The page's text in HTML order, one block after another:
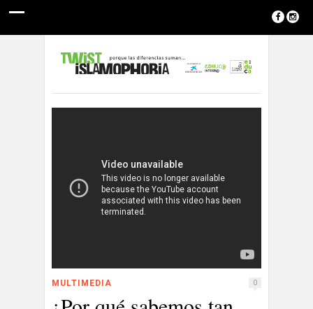
MULTIMEDIA 0